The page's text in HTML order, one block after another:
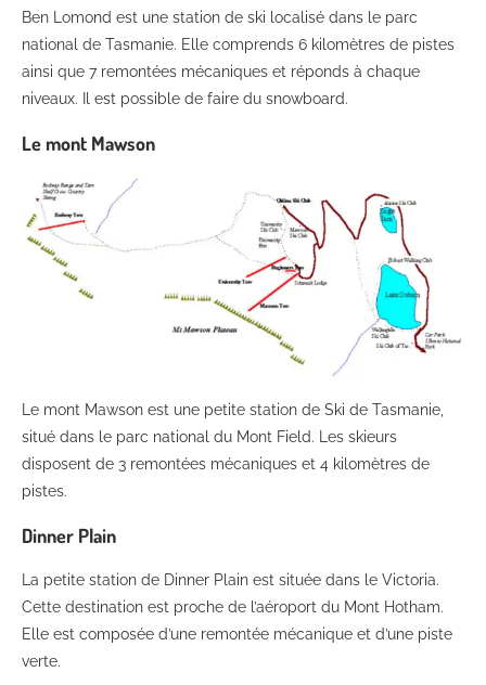
Ben Lomond est une station de ski localisé dans le parc
national de Tasmanie. Elle comprends 6 kilomètres de pistes
ainsi que 7 remontées mécaniques et réponds à chaque
niveaux. Il est possible de faire du snowboard.
Le mont Mawson
Le mont Mawson est une petite station de Ski de Tasmanie,
situé dans le parc national du Mont Field. Les skieurs
disposent de 3 remontées mécaniques et 4 kilomètres de
pistes.
Dinner Plain
La petite station de Dinner Plain est située dans le Victoria.
Cette destination est proche de l’aéroport du Mont Hotham.
Elle est composée d’une remontée mécanique et d’une piste
verte.